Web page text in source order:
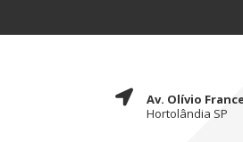
Av. Olívio
Hortolândia SP